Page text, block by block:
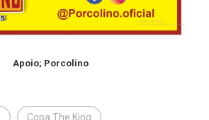
Apoio; Porcolino